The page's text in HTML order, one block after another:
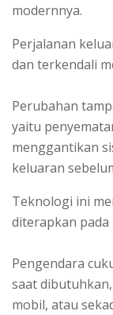
modernnya.
Perjalanan
dan terkendali
Perubahan
yaitu
menggantikan
keluaran
Teknologi ini
diterapkan pada
Pengendara
saat
mobil, atau